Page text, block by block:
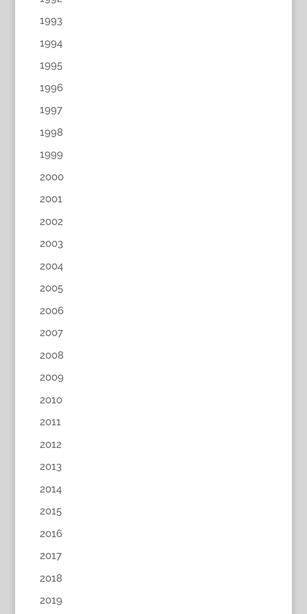
1993
1994
1995
1996
1997
1998
1999
2000
2001
2002
2003
2004
2005
2006
2007
2008
2009
2010
2011
2012
2013
2014
2015
2016
2017
2018
2019